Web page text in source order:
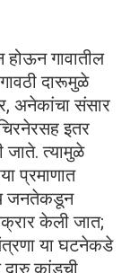
होऊन गावातील
दारूमुळे
अनेकांचा संसार
इतर
जाते. त्यामुळे
प्रमाणात
जनतेकडून
केली जात;
या घटनेकडे
दारु कांडची